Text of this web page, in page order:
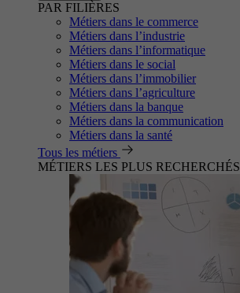
PAR FILIÈRES
Métiers dans le commerce
Métiers dans l’industrie
Métiers dans l’informatique
Métiers dans le social
Métiers dans l’immobilier
Métiers dans l’agriculture
Métiers dans la banque
Métiers dans la communication
Métiers dans la santé
Tous les métiers
MÉTIERS LES PLUS RECHERCHÉS